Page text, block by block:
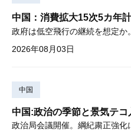
中国：消費拡大15次5カ年
2026年08月03日
中国
中国:政治の季節と景気テコ